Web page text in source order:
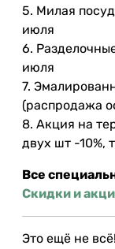
5. Милая
июля⠀
6.
июля⠀
7.
(распродажа
8. Акция на
двух шт -10%,
Все
Скидки и
Это ещё не